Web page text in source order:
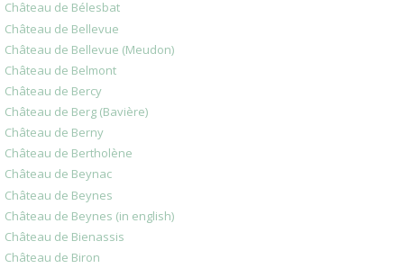
Château de Bélesbat
Château de Bellevue
Château de Bellevue (Meudon)
Château de Belmont
Château de Bercy
Château de Berg (Bavière)
Château de Berny
Château de Bertholène
Château de Beynac
Château de Beynes
Château de Beynes (in english)
Château de Bienassis
Château de Biron